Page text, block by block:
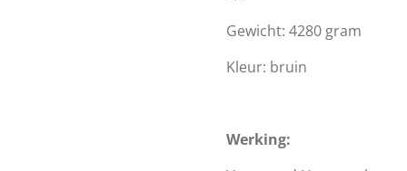
Gewicht: 4280 gram
Kleur: bruin
Werking: